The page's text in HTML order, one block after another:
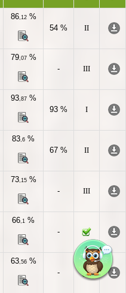
86,12%
54 %
II
79,07%
-
III
93,87%
93 %
I
83,6 %
67 %
II
73,15%
-
III
66,1 %
-
63,56%
-